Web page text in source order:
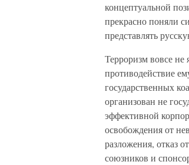
концептуальной
прекрасно поняли
представлять
Терроризм вовсе
противодействие
государственных
организован не
эффективной
освобождения от
разложения, отказ
союзников и